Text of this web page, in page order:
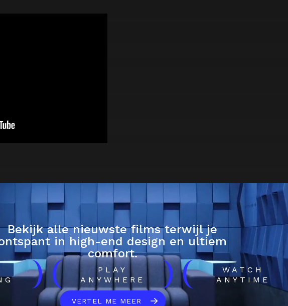
Bekijk alle nieuwste films terwijl je
in high-end design en ultiem
comfort.
)(
PLAY
ANYWHERE
)(
WATCH
ANYTIME
VERTEL ME MEER